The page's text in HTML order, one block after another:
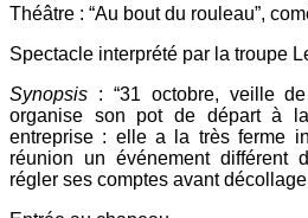
Théâtre : “Au bout du rouleau”,
Spectacle interprété par la troupe
Synopsis : “31 octobre, veille
organise son pot de départ à
entreprise : elle a la très ferme
réunion un événement différent
régler ses comptes avant